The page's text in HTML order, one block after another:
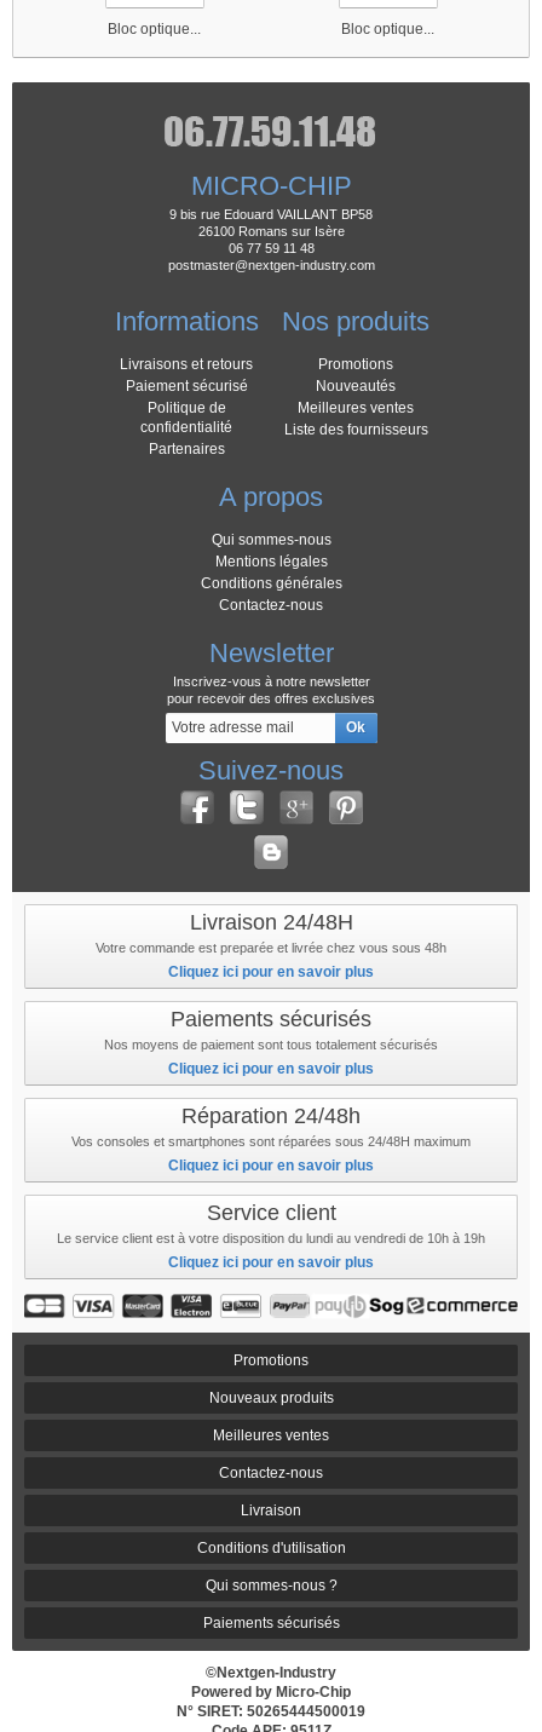
Bloc optique... Bloc optique...
MICRO-CHIP
9 bis rue Edouard VAILLANT BP58
26100 Romans sur Isère
06 77 59 11 48
postmaster@nextgen-industry.com
Informations
Livraisons et retours
Paiement sécurisé
Politique de
confidentialité
Partenaires
Nos produits
Promotions
Nouveautés
Meilleures ventes
Liste des fournisseurs
A propos
Qui sommes-nous
Mentions légales
Conditions générales
Contactez-nous
Newsletter
Inscrivez-vous à notre newsletter
pour recevoir des offres exclusives
Suivez-nous
Livraison 24/48H
Votre commande est preparée et livrée chez vous sous 48h
Cliquez ici pour en savoir plus
Paiements sécurisés
Nos moyens de paiement sont tous totalement sécurisés
Cliquez ici pour en savoir plus
Réparation 24/48h
Vos consoles et smartphones sont réparées sous 24/48H maximum
Cliquez ici pour en savoir plus
Service client
Le service client est à votre disposition du lundi au vendredi de 10h à 19h
Cliquez ici pour en savoir plus
Promotions
Nouveaux produits
Meilleures ventes
Contactez-nous
Livraison
Conditions d'utilisation
Qui sommes-nous ?
Paiements sécurisés
©Nextgen-Industry
Powered by Micro-Chip
N° SIRET: 50265444500019